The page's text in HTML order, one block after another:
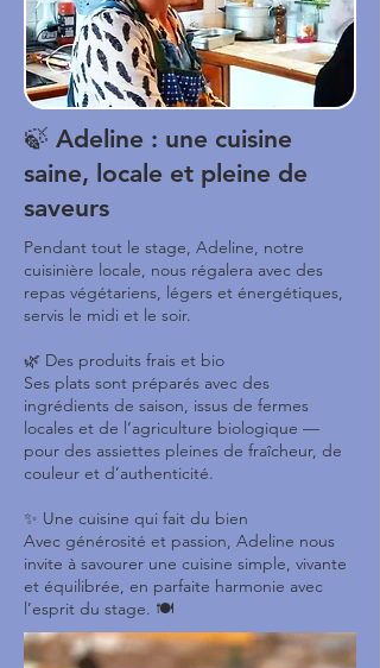
🍃 Adeline : une cuisine
saine, locale et pleine de
saveurs
Pendant tout le stage, Adeline, notre
cuisinière locale, nous régalera avec des
repas végétariens, légers et énergétiques,
servis le midi et le soir.
🌿 Des produits frais et bio
Ses plats sont préparés avec des
ingrédients de saison, issus de fermes
locales et de l’agriculture biologique —
pour des assiettes pleines de fraîcheur, de
couleur et d’authenticité.
✨ Une cuisine qui fait du bien
Avec générosité et passion, Adeline nous
invite à savourer une cuisine simple, vivante
et équilibrée, en parfaite harmonie avec
l’esprit du stage. 🍽